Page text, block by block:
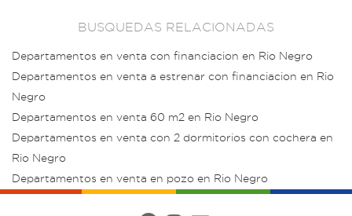
BUSQUEDAS RELACIONADAS
Departamentos en venta con financiacion en Rio Negro
Departamentos en venta a estrenar con financiacion en Rio
Negro
Departamentos en venta 60 m2 en Rio Negro
Departamentos en venta con 2 dormitorios con cochera en
Rio Negro
Departamentos en venta en pozo en Rio Negro